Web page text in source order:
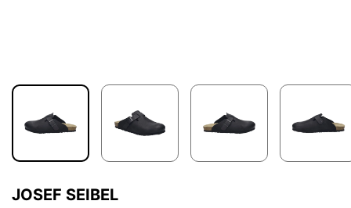
JOSEF SEIBEL